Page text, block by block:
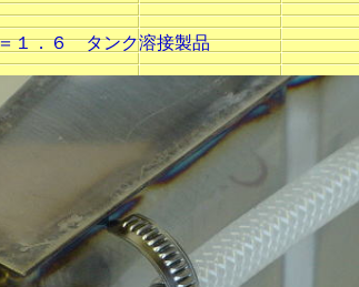
１．６ タンク溶接製品